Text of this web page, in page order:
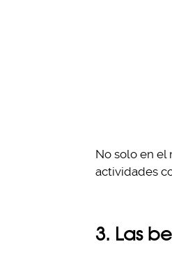
No solo en el
actividades
3. Las